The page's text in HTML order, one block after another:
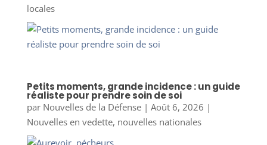
locales
Petits moments, grande incidence : un guide
réaliste pour prendre soin de soi
par Nouvelles de la Défense| Août 6, 2026 |
Nouvelles en vedette, nouvelles nationales